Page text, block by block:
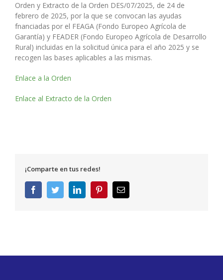
Orden y Extracto de la Orden DES/07/2025, de 24 de
febrero de 2025, por la que se convocan las ayudas
fnanciadas por el FEAGA (Fondo Europeo Agrícola de
Garantía) y FEADER (Fondo Europeo Agrícola de Desarrollo
Rural) incluidas en la solicitud única para el año 2025 y se
recogen las bases aplicables a las mismas.
Enlace a la Orden
Enlace al Extracto de la Orden
¡Comparte en tus redes!
FacebookTwitterLinkedInPinterestCorreo
electrónico